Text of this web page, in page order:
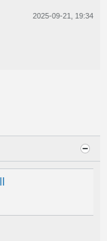
2025-09-21, 19:34